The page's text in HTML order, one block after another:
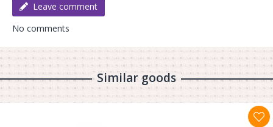
Leave comment
No comments
Similar goods